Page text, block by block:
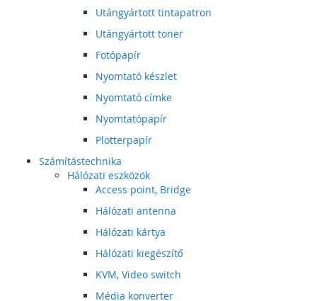
Utángyártott tintapatron
Utángyártott toner
Fotópapír
Nyomtató készlet
Nyomtató címke
Nyomtatópapír
Plotterpapír
Számítástechnika
Hálózati eszközök
Access point, Bridge
Hálózati antenna
Hálózati kártya
Hálózati kiegészítő
KVM, Video switch
Média konverter